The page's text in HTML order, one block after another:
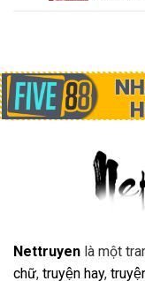
Nettruyen là một
chữ, truyện hay,